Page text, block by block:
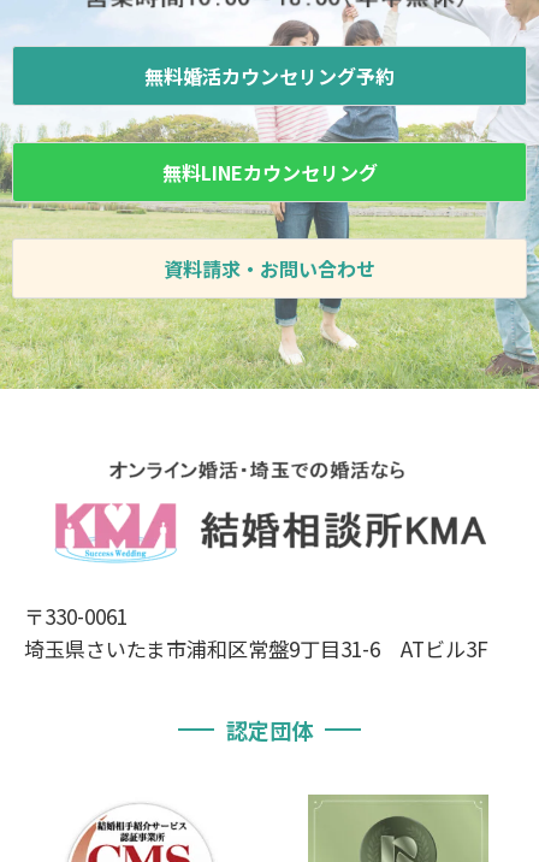
無料婚活カウンセリング予約
無料LINEカウンセリング
資料請求・お問い合わせ
〒330-0061
埼玉県さいたま市浦和区常盤9丁目31-6 ATビル3F
認定団体